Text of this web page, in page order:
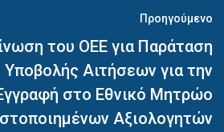
Προηγούμενο
του ΟΕΕ για Παράταση
Υποβολής Αιτήσεων για την
στο Εθνικό Μητρώο
Αξιολογητών